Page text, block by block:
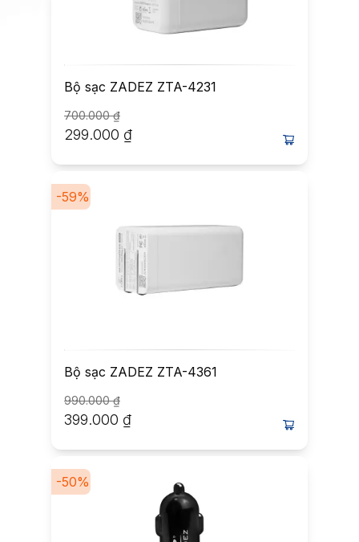
Bộ sạc ZADEZ ZTA-4231
700.000₫
299.000 ₫
-59%
Bộ sạc ZADEZ ZTA-4361
990.000₫
399.000 ₫
-50%